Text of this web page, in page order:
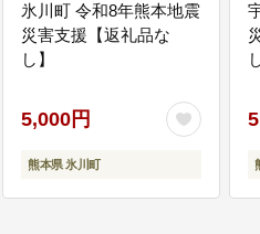
氷川町 令和8年熊本地震
災害支援【返礼品な
し】
5,000円
熊本県 氷川町